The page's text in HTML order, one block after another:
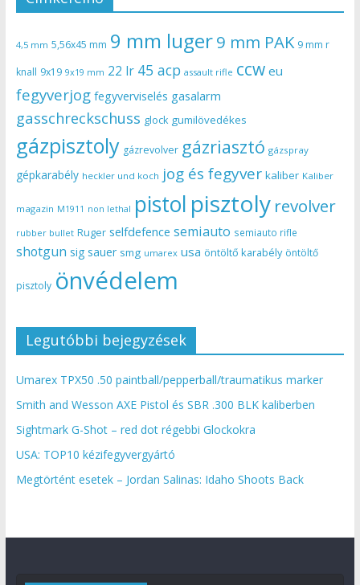
4,5 mm 5,56x45 mm 9 mm luger9 mm PAK 9 mm r
knall 9x19 9x19 mm 22 lr 45 acp assault rifle ccw eu
fegyverjog fegyverviselés gasalarm
gasschreckschuss glock gumilövedékes
gázpisztoly gázrevolver gázriasztó gázspray
gépkarabély heckler und koch jog és fegyver kaliber Kaliber
magazin M1911 non lethal pistol pisztoly revolver
rubber bullet Ruger selfdefence semiauto semiauto rifle
shotgun sig sauer smg umarex usa öntöltő karabély öntöltő
pisztoly önvédelem
Legutóbbi bejegyzések
Umarex TPX50 .50 paintball/pepperball/traumatikus marker
Smith and Wesson AXE Pistol és SBR .300 BLK kaliberben
Sightmark G-Shot – red dot régebbi Glockokra
USA: TOP10 kézifegyvergyártó
Megtörtént esetek – Jordan Salinas: Idaho Shoots Back